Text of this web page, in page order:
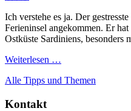
Ich verstehe es ja. Der
Ferieninsel angekommen. Er hat
Ostküste Sardiniens, besonders
Weiterlesen …
Du
Alle Tipps und Themen
Kontakt